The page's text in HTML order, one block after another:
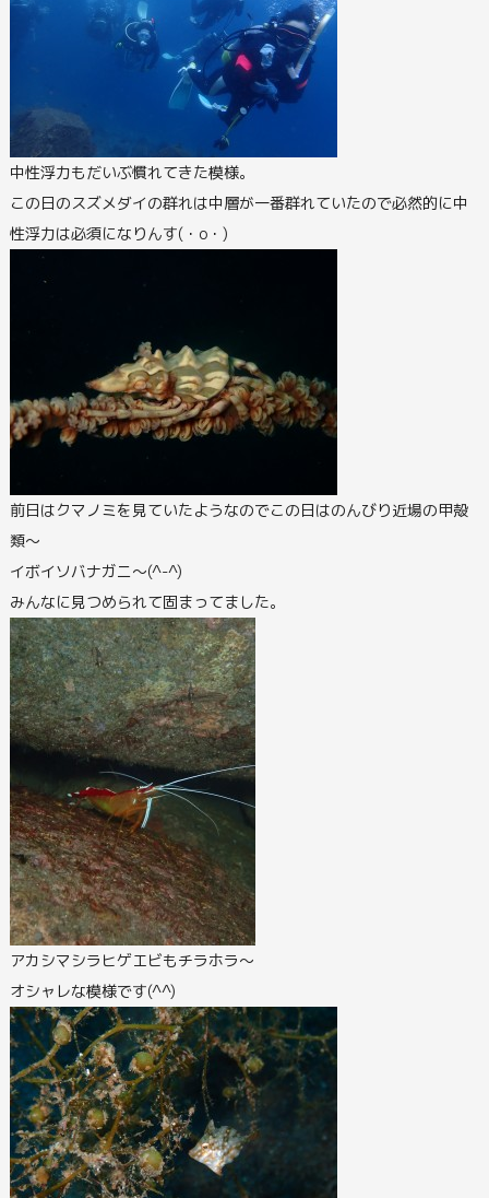
中性浮力もだいぶ慣れてきた模様。
この日のスズメダイの群れは中層が一番群れていたので必然的に中
性浮力は必須になりんす(・o・)
前日はクマノミを見ていたようなのでこの日はのんびり近場の甲殻
類～
イボイソバナガニ～(^-^)
みんなに見つめられて固まってました。
アカシマシラヒゲエビもチラホラ～
オシャレな模様です(^^)